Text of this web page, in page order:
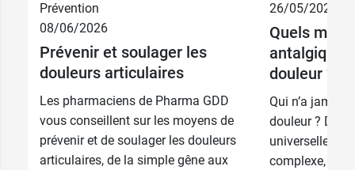
12 capsules 8,49 €
36 capsules 16,49 €
Prévention
08/06/2026
Prévenir et soulager les
douleurs articulaires
Les pharmaciens de Pharma GDD
vous conseillent sur les moyens de
prévenir et de soulager les douleurs
articulaires, de la simple gêne aux
26/05/2026
Quels
douleur ?
Qui n’a
douleur ?
universelle se
complexe, régi